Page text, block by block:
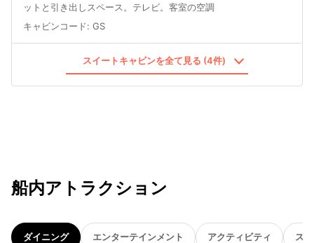
ットと引き出しスペース。テレビ。客室の空調
キャビンコード: GS
スイートキャビンを全て見る (4件)
船内アトラクション
ダイニング エンターテインメント アクティビティ ス